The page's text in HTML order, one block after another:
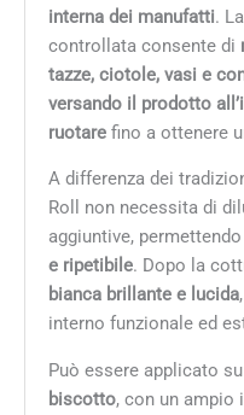
interna dei manufatti.
controllata consente di
tazze, ciotole, vasi e
versando il prodotto
ruotarefino a ottenere
A differenza dei
Roll non necessita di
aggiuntive, permettendo
e ripetibile. Dopo la
bianca brillante e lucida
interno funzionale ed
Può essere applicato su
biscotto, con un ampio